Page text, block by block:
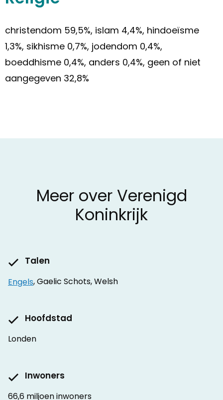
christendom 59,5%, islam 4,4%, hindoeïsme
1,3%, sikhisme 0,7%, jodendom 0,4%,
boeddhisme 0,4%, anders 0,4%, geen of niet
aangegeven 32,8%
Meer over Verenigd
Koninkrijk
Talen
Engels, Gaelic Schots, Welsh
Hoofdstad
Londen
Inwoners
66,6 miljoen inwoners